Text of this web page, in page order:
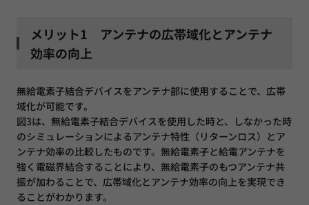
メリット1 アンテナの広帯域化とアンテナ
効率の向上
無給電素子結合デバイスをアンテナ部に使用することで、広帯
域化が可能です。
図3は、無給電素子結合デバイスを使用した時と、しなかった時
のシミュレーションによるアンテナ特性（リターンロス）とア
ンテナ効率の比較したものです。無給電素子と給電アンテナを
強く電磁界結合することにより、無給電素子のもつアンテナ共
振が加わることで、広帯域化とアンテナ効率の向上を実現でき
ることがわかります。